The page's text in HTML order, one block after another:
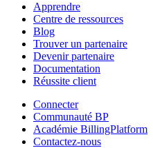
Apprendre
Centre de ressources
Blog
Trouver un partenaire
Devenir partenaire
Documentation
Réussite client
Connecter
Communauté BP
Académie BillingPlatform
Contactez-nous